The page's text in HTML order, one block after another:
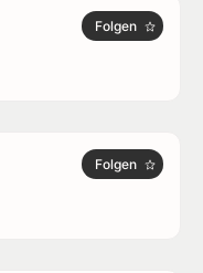
Folgen
Folgen